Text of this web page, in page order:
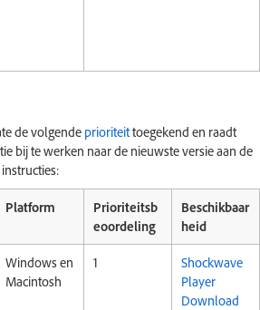
de volgende prioriteittoegekend en raadt
bij te werken naar de nieuwste versie aan de
Platform
Prioriteitsb
eoordeling
Beschikbaar
heid
Windows en
Macintosh
1
Shockwave
Player
Download